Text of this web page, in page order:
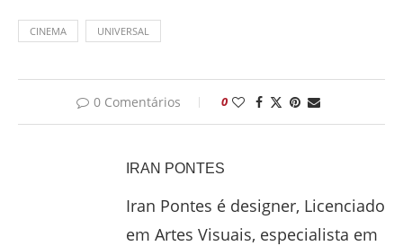
CINEMA UNIVERSAL
0 Comentários 0
IRAN PONTES
Iran Pontes é designer, Licenciado
em Artes Visuais, especialista em